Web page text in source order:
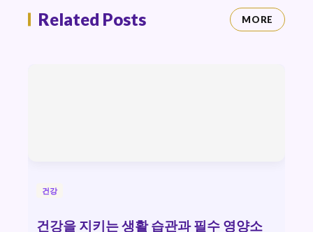
Related Posts MORE
건강
건강을 지키는 생활 습관과 필수 영양소